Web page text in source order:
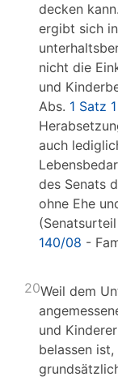
decken
ergibt sich
nicht die
und
Abs. 1 Satz
auch
des Senats
ohne Ehe
140/08 -
20Weil dem
und
belassen